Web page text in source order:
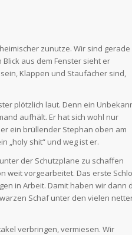
zunutze. Wir sind gerade
aus dem Fenster sieht er
Klappen und Staufächer sind,
plötzlich laut. Denn ein
aufhält. Er hat sich wohl nur
ein brüllender Stephan oben am
„holy shit“ und weg ist er.
der Schutzplane zu schaffen
weit vorgearbeitet. Das erste
in Arbeit. Damit haben wir dann
Schaf unter den vielen
verbringen, vermiesen. Wir